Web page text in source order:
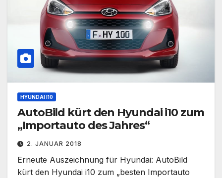
HYUNDAI I10
AutoBild kürt den Hyundai i10 zum
„Importauto des Jahres“
2. JANUAR 2018
Erneute Auszeichnung für Hyundai: AutoBild
kürt den Hyundai i10 zum „besten Importauto